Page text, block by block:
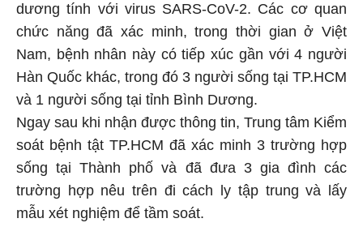
dương tính với virus SARS-CoV-2. Các cơ quan
chức năng đã xác minh, trong thời gian ở Việt
Nam, bệnh nhân này có tiếp xúc gần với 4 người
Hàn Quốc khác, trong đó 3 người sống tại TP.HCM
và 1 người sống tại tỉnh Bình Dương.
Ngay sau khi nhận được thông tin, Trung tâm Kiểm
soát bệnh tật TP.HCM đã xác minh 3 trường hợp
sống tại Thành phố và đã đưa 3 gia đình các
trường hợp nêu trên đi cách ly tập trung và lấy
mẫu xét nghiệm để tầm soát.